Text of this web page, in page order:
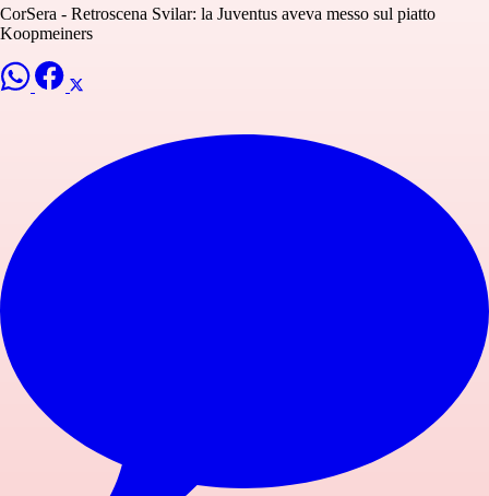
CorSera - Retroscena Svilar: la Juventus aveva messo sul piatto
Koopmeiners